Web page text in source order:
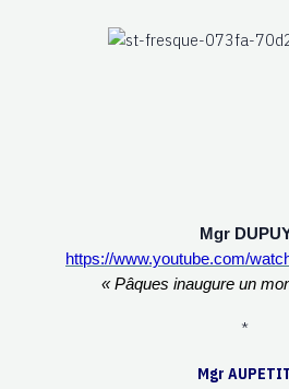
Mgr
https://www.youtube.com/
« Pâques inaugure un
*
Mgr